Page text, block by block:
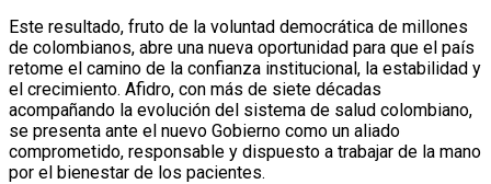
Este resultado, fruto de la voluntad democrática de millones
de colombianos, abre una nueva oportunidad para que el país
retome el camino de la confianza institucional, la estabilidad y
el crecimiento. Afidro, con más de siete décadas
acompañando la evolución del sistema de salud colombiano,
se presenta ante el nuevo Gobierno como un aliado
comprometido, responsable y dispuesto a trabajar de la mano
por el bienestar de los pacientes.